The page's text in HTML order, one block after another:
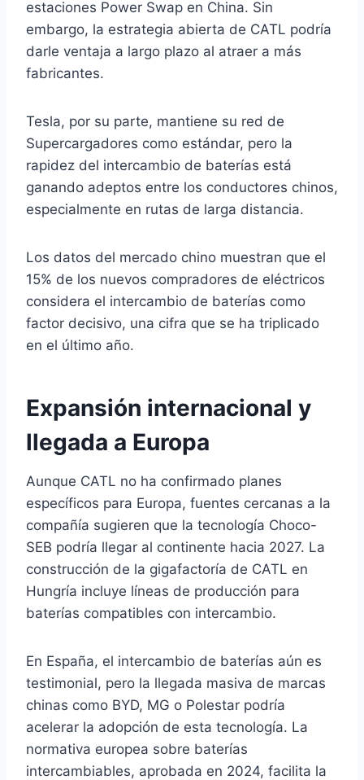
estaciones Power Swap en China. Sin
embargo, la estrategia abierta de CATL podría
darle ventaja a largo plazo al atraer a más
fabricantes.
Tesla, por su parte, mantiene su red de
Supercargadores como estándar, pero la
rapidez del intercambio de baterías está
ganando adeptos entre los conductores chinos,
especialmente en rutas de larga distancia.
Los datos del mercado chino muestran que el
15% de los nuevos compradores de eléctricos
considera el intercambio de baterías como
factor decisivo, una cifra que se ha triplicado
en el último año.
Expansión internacional y
llegada a Europa
Aunque CATL no ha confirmado planes
específicos para Europa, fuentes cercanas a la
compañía sugieren que la tecnología Choco-
SEB podría llegar al continente hacia 2027. La
construcción de la gigafactoría de CATL en
Hungría incluye líneas de producción para
baterías compatibles con intercambio.
En España, el intercambio de baterías aún es
testimonial, pero la llegada masiva de marcas
chinas como BYD, MG o Polestar podría
acelerar la adopción de esta tecnología. La
normativa europea sobre baterías
intercambiables, aprobada en 2024, facilita la